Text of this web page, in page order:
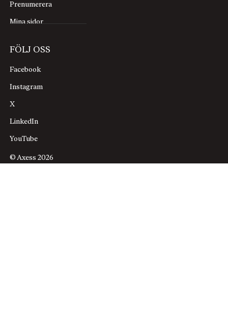
Prenumerera
Mina sidor
FÖLJ OSS
Facebook
Instagram
X
LinkedIn
YouTube
© Axess 2026